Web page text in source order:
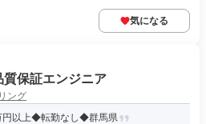
気になる
保証エンジニア
ング
以上◆転勤なし◆群馬県